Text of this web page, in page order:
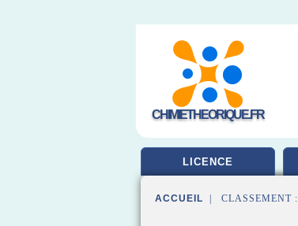
CHIMIETHEORIQUE.FR
LICENCE
ACCUEIL | CLASSEMENT :